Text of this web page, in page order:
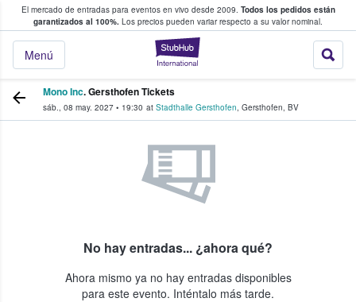
El mercado de entradas para eventos en vivo desde 2009. Todos los pedidos están
garantizados al 100%. Los precios pueden variar respecto a su valor nominal.
StubHub:
Menú
y venta de entradas entre fans
Mono Inc. Gersthofen Tickets
sáb., 08 may. 2027 • 19:30 at Stadthalle Gersthofen, Gersthofen, BV
No hay entradas... ¿ahora qué?
Ahora mismo ya no hay entradas disponibles
para este evento. Inténtalo más tarde.